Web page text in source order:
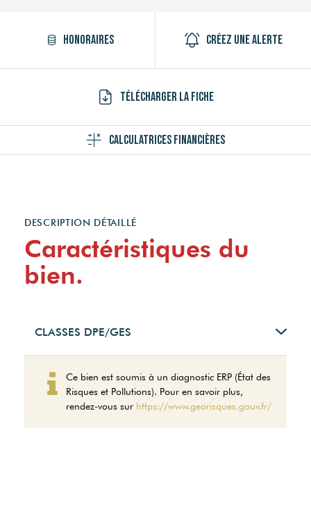
Honoraires Créez une alerte
Télécharger la fiche
Calculatrices financières
DESCRIPTION DÉTAILLÉ
Caractéristiques du
bien.
CLASSES DPE/GES
dépenses annuelles
d'énergie pour un usage
standard entre 2660€ et
Ce bien est soumis à un diagnostic ERP (État des
Risques et Pollutions). Pour en savoir plus,
rendez-vous sur https://www.georisques.gouv.fr/